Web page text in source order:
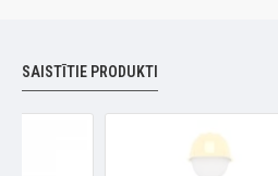
SAISTĪTIE PRODUKTI